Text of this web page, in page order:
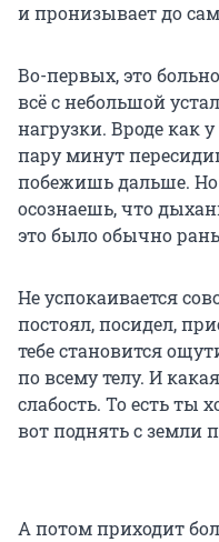
и пронизывает до
Во-первых, это
всё с небольшой
нагрузки. Вроде как
пару минут
побежишь дальше.
осознаешь, что
это было обычно
Не успокаивается
постоял, посидел,
тебе становится
по всему телу. И
слабость. То есть ты
вот поднять с земли
А потом приходит